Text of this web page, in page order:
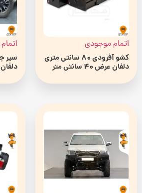
اتمام موجودی
کشو آفرودی 80 سانتی متری
دلفان عرض 40 سانتی متر
سپر
دلفان